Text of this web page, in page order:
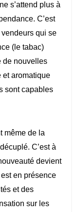
s’attend plus à
C’est
qui se
(le tabac)
de nouvelles
et aromatique
sont capables
même de la
C’est à
devient
en présence
et des
sur les